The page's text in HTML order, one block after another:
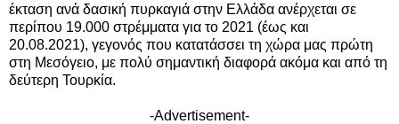
έκταση ανά δασική πυρκαγιά στην Ελλάδα ανέρχεται σε
περίπου 19.000 στρέμματα για το 2021 (έως και
20.08.2021), γεγονός που κατατάσσει τη χώρα μας πρώτη
στη Μεσόγειο, με πολύ σημαντική διαφορά ακόμα και από τη
δεύτερη Τουρκία.
-Advertisement-